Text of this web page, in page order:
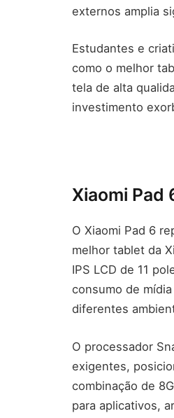
externos amplia
Estudantes e
como o melhor
tela de alta
investimento
Xiaomi Pad
O Xiaomi Pad 6
melhor tablet da
IPS LCD de 11
consumo de
diferentes
O processador
exigentes,
combinação de
para aplicativos,